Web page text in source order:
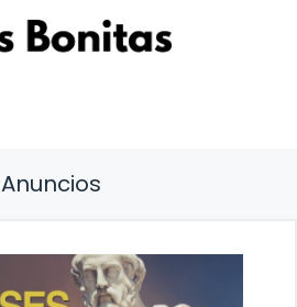
Anuncios